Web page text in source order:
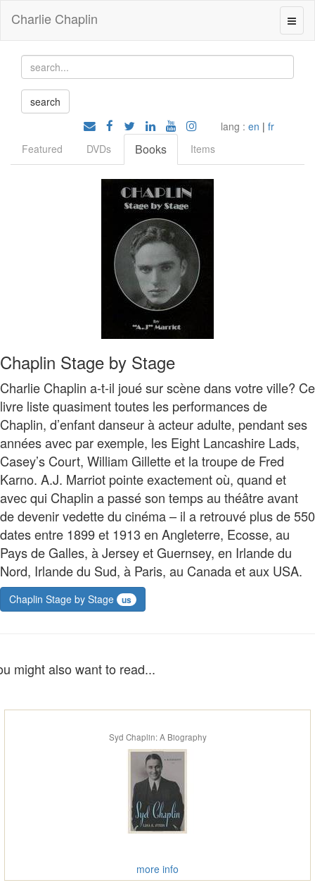
Charlie Chaplin
lang : en | fr
Featured
DVDs Books Items
Chaplin Stage by Stage
Charlie Chaplin a-t-il joué sur scène dans votre ville? Ce
livre liste quasiment toutes les performances de
Chaplin, d’enfant danseur à acteur adulte, pendant ses
années avec par exemple, les Eight Lancashire Lads,
Casey’s Court, William Gillette et la troupe de Fred
Karno. A.J. Marriot pointe exactement où, quand et
avec qui Chaplin a passé son temps au théâtre avant
de devenir vedette du cinéma – il a retrouvé plus de 550
dates entre 1899 et 1913 en Angleterre, Ecosse, au
Pays de Galles, à Jersey et Guernsey, en Irlande du
Nord, Irlande du Sud, à Paris, au Canada et aux USA.
Chaplin Stage by Stage us
might also want to read...
Syd Chaplin: A Biography
more info